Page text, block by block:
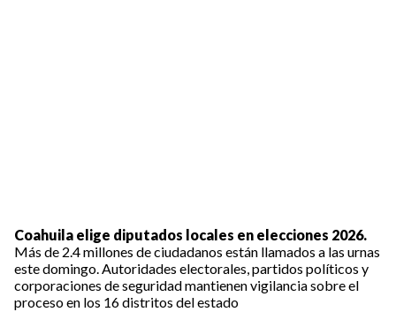
Coahuila elige diputados locales en elecciones 2026.
Más de 2.4 millones de ciudadanos están llamados a las urnas
este domingo. Autoridades electorales, partidos políticos y
corporaciones de seguridad mantienen vigilancia sobre el
proceso en los 16 distritos del estado